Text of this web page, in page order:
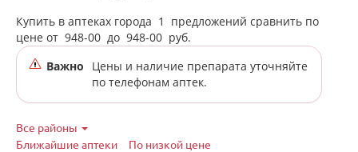
Купить в аптеках города 1
предложений сравнить по
цене от 948-00 до 948-00 руб.
Важно
Цены и наличие препарата уточняйте
по телефонам аптек.
Все районы
Ближайшие аптеки
По низкой цене